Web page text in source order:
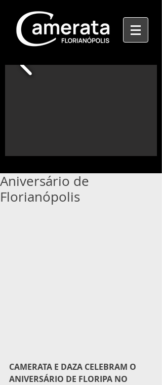
Aniversário de
Florianópolis
CAMERATA E DAZA CELEBRAM O
ANIVERSÁRIO DE FLORIPA NO